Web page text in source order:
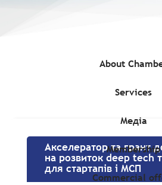
About
Services
Медіа
Membership
Commercial
Акселератор та
Акселератор та грант
на розвиток deep tech
для стартапів і МСП